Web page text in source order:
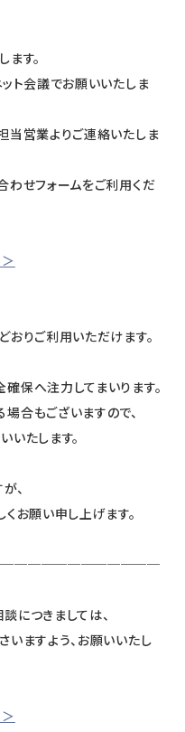
す。
ト会議でお願いいたしま
当営業よりご連絡いたしま
わせフォームをご利用くだ
おりご利用いただけます。
保へ注力してまいります。
合もございますので、
いたします。
、
お願い申し上げます。
につきましては、
いますよう、お願いいたし